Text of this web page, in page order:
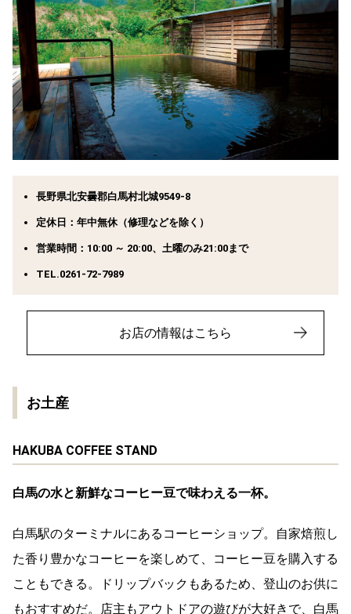
長野県北安曇郡白馬村北城9549-8
定休日：年中無休（修理などを除く）
営業時間：10:00 ～ 20:00、土曜のみ21:00まで
TEL.0261-72-7989
お店の情報はこちら
お土産
HAKUBA COFFEE STAND
白馬の水と新鮮なコーヒー豆で味わえる一杯。
白馬駅のターミナルにあるコーヒーショップ。自家焙煎し
た香り豊かなコーヒーを楽しめて、コーヒー豆を購入する
こともできる。ドリップバックもあるため、登山のお供に
もおすすめだ。店主もアウトドアの遊びが大好きで、白馬